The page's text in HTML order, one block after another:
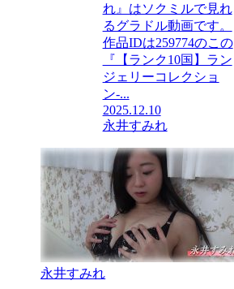
れ』はソクミルで見れ
るグラドル動画です。
作品IDは259774のこの
『【ランク10国】ラン
ジェリーコレクショ
ン-...
2025.12.10
永井すみれ
永井すみれ